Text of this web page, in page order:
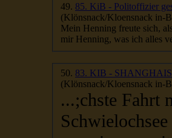
49. 85. KiB - Politoffizier
(Klönsnack/Kloensnack in-
Mein Henning freute sich,
50. 83. KIB -
(Klönsnack/Kloensnack in-
...;chste Fahrt